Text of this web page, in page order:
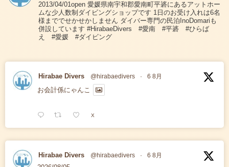
2013/04/01open 愛媛県南宇和郡愛南町平碆にあるアットホー
ムな少人数制ダイビングショップです 1日のお受け入れは6名
様まででせかせかしません ダイバー専門の民泊InoDomariも
併設しています #HirabaeDivers #愛南 #平碆 #ひらば
え #愛媛 #ダイビング
Hirabae Divers @hirabaedivers · 6 8月
お会計係にゃんこ
X
Hirabae Divers @hirabaedivers · 6 8月